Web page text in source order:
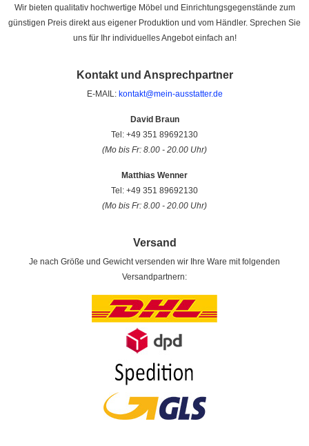
Wir bieten qualitativ hochwertige Möbel und Einrichtungsgegenstände zum
günstigen Preis direkt aus eigener Produktion und vom Händler. Sprechen Sie
uns für Ihr individuelles Angebot einfach an!
Kontakt und Ansprechpartner
E-MAIL: kontakt@mein-ausstatter.de
David Braun
Tel: +49 351 89692130
(Mo bis Fr: 8.00 - 20.00 Uhr)
Matthias Wenner
Tel: +49 351 89692130
(Mo bis Fr: 8.00 - 20.00 Uhr)
Versand
Je nach Größe und Gewicht versenden wir Ihre Ware mit folgenden
Versandpartnern: